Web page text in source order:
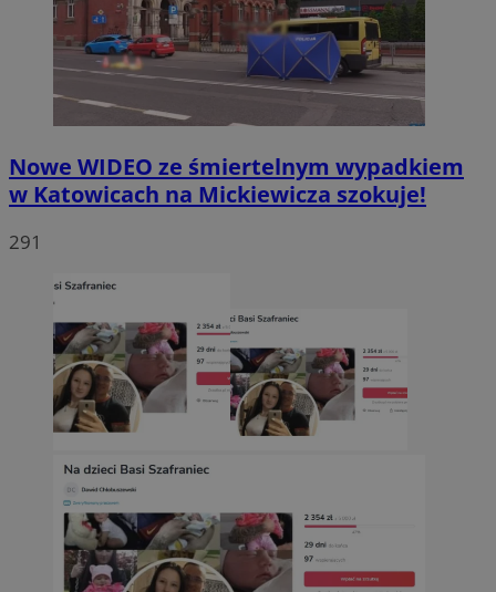
Nowe WIDEO ze śmiertelnym wypadkiem
w Katowicach na Mickiewicza szokuje!
291